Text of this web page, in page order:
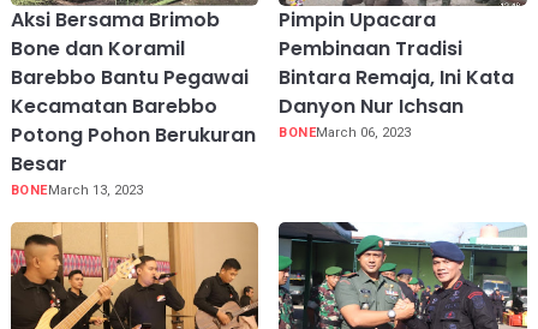
Aksi Bersama Brimob
Bone dan Koramil
Barebbo Bantu Pegawai
Kecamatan Barebbo
Potong Pohon Berukuran
Besar
BONEMarch 13, 2023
Pimpin Upacara
Pembinaan Tradisi
Bintara Remaja, Ini Kata
Danyon Nur Ichsan
BONEMarch 06, 2023